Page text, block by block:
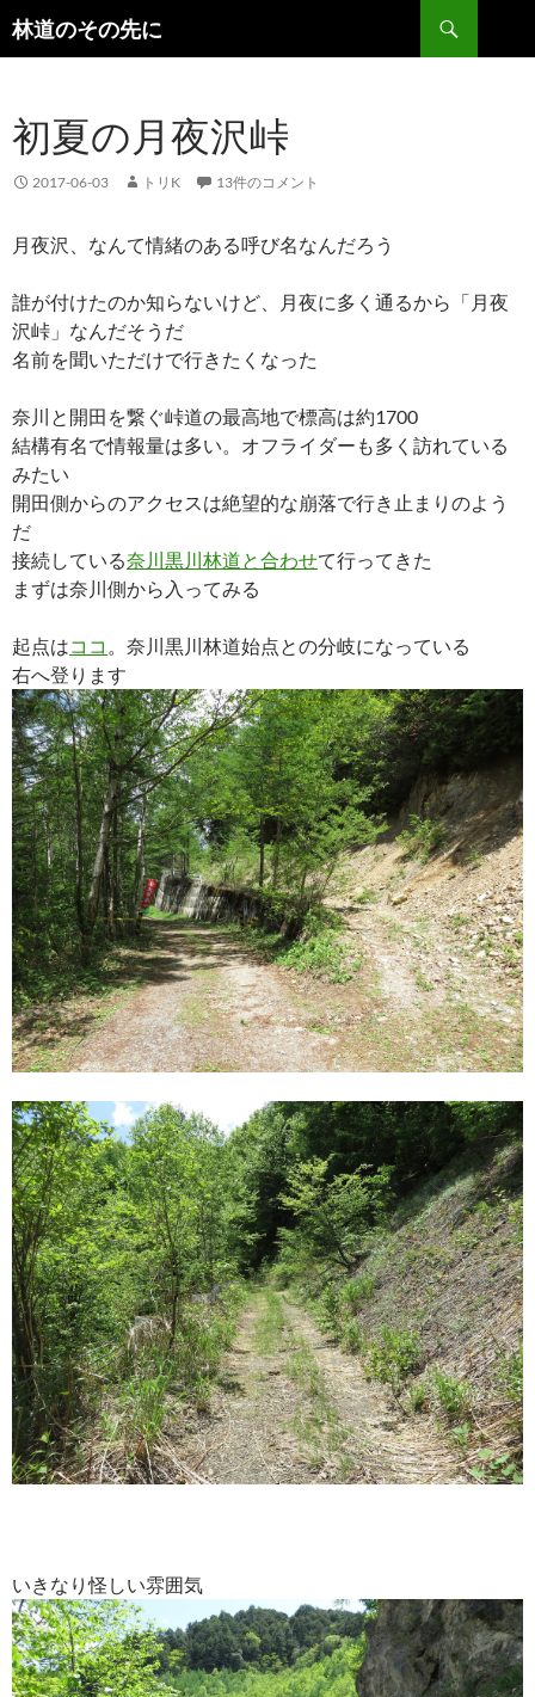
林道のその先に
検
索
ン
ツ
へ
ッ
初夏の月夜沢峠
2017-06-03 トリK 13件のコメント
月夜沢、なんて情緒のある呼び名なんだろう
誰が付けたのか知らないけど、月夜に多く通るから「月夜
沢峠」なんだそうだ
名前を聞いただけで行きたくなった
奈川と開田を繋ぐ峠道の最高地で標高は約1700
結構有名で情報量は多い。オフライダーも多く訪れている
みたい
開田側からのアクセスは絶望的な崩落で行き止まりのよう
だ
接続している奈川黒川林道と合わせて行ってきた
まずは奈川側から入ってみる
起点はココ 。奈川黒川林道始点との分岐になっている
右へ登ります
いきなり怪しい雰囲気